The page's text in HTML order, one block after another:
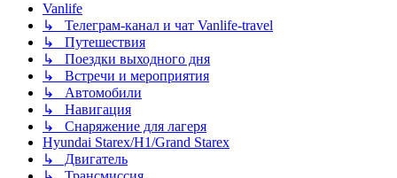
Vanlife
↳ Телеграм-канал и чат Vanlife-travel
↳ Путешествия
↳ Поездки выходного дня
↳ Встречи и мероприятия
↳ Автомобили
↳ Навигация
↳ Снаряжение для лагеря
Hyundai Starex/H1/Grand Starex
↳ Двигатель